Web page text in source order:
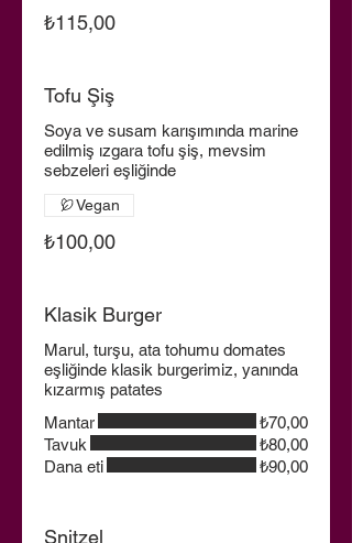
₺115,00
Tofu Şiş
Soya ve susam karışımında marine
edilmiş ızgara tofu şiş, mevsim
sebzeleri eşliğinde
₺100,00
Vegan
Klasik Burger
Marul, turşu, ata tohumu domates
eşliğinde klasik burgerimiz, yanında
kızarmış patates
Mantar
₺70,00
Tavuk
₺80,00
Dana eti
₺90,00
Şnitzel